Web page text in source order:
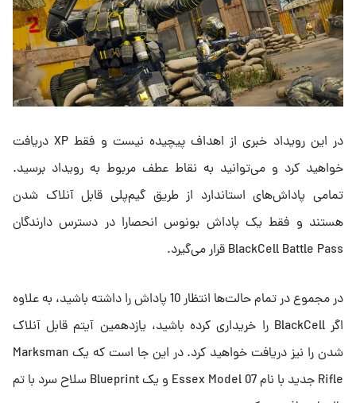
در این رویداد خبری از اهداف پیچیده نیست و فقط XP دریافت
خواهید کرد و می‌توانید به نقاط عطف مربوط به رویداد برسید.
تمامی پاداش‌های استاندارد از طریق گیم‌پلی قابل آنلاک شدن
هستند و فقط یک پاداش بونوس انحصارا در دسترس دارندگان
BlackCell Battle Pass قرار می‌گیرد.
در مجموع در تمام حالت‌ها انتظار 10 پاداش را داشته باشید، به علاوه
اگر BlackCell را خریداری کرده باشید، یازدهمین آیتم قابل آنلاک
شدن را نیز دریافت خواهید کرد. در این جا است که یک Marksman
Rifle جدید با نام Essex Model 07 و یک Blueprint سلاح سرد با تم